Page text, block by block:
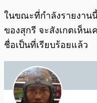
ในขณะที่กำลังรายงาน
ของสุกรี จะสังเกตเห็น
ชื่อเป็นที่เรียบร้อยแล้ว